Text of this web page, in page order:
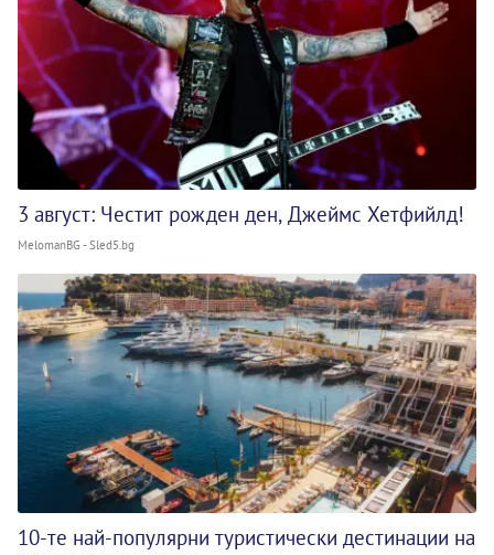
3 август: Честит рожден ден, Джеймс Хетфийлд!
MelomanBG - Sled5.bg
10-те най-популярни туристически дестинации на